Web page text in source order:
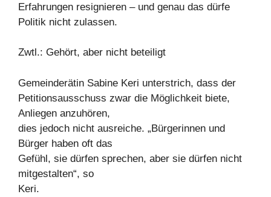
Erfahrungen resignieren – und genau das dürfe
Politik nicht zulassen.
Zwtl.: Gehört, aber nicht beteiligt
Gemeinderätin Sabine Keri unterstrich, dass der
Petitionsausschuss zwar die Möglichkeit biete,
Anliegen anzuhören,
dies jedoch nicht ausreiche. „Bürgerinnen und
Bürger haben oft das
Gefühl, sie dürfen sprechen, aber sie dürfen nicht
mitgestalten“, so
Keri.